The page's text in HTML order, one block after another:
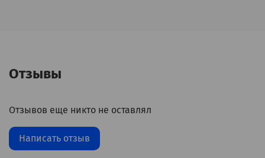
Отзывы
Отзывов еще никто не оставлял
Написать отзыв